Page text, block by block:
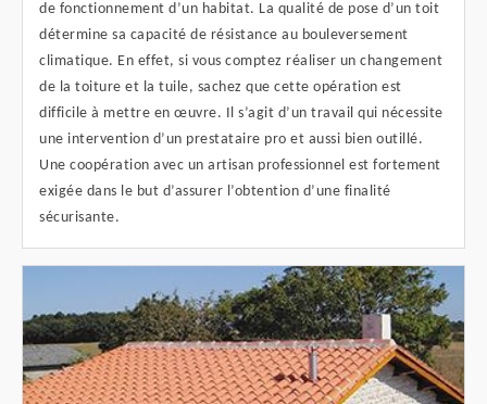
de fonctionnement d’un habitat. La qualité de pose d’un toit
détermine sa capacité de résistance au bouleversement
climatique. En effet, si vous comptez réaliser un changement
de la toiture et la tuile, sachez que cette opération est
difficile à mettre en œuvre. Il s’agit d’un travail qui nécessite
une intervention d’un prestataire pro et aussi bien outillé.
Une coopération avec un artisan professionnel est fortement
exigée dans le but d’assurer l’obtention d’une finalité
sécurisante.